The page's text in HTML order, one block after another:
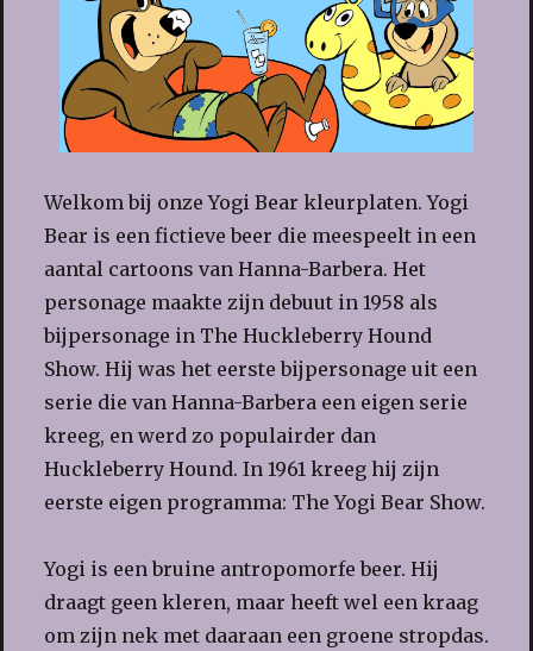
Welkom bij onze Yogi Bear kleurplaten. Yogi
Bear is een fictieve beer die meespeelt in een
aantal cartoons van Hanna-Barbera. Het
personage maakte zijn debuut in 1958 als
bijpersonage in The Huckleberry Hound
Show. Hij was het eerste bijpersonage uit een
serie die van Hanna-Barbera een eigen serie
kreeg, en werd zo populairder dan
Huckleberry Hound. In 1961 kreeg hij zijn
eerste eigen programma: The Yogi Bear Show.
Yogi is een bruine antropomorfe beer. Hij
draagt geen kleren, maar heeft wel een kraag
om zijn nek met daaraan een groene stropdas.